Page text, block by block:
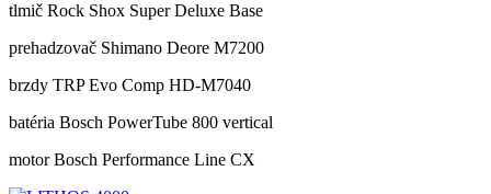
tlmič Rock Shox Super Deluxe Base
prehadzovač Shimano Deore M7200
brzdy TRP Evo Comp HD-M7040
batéria Bosch PowerTube 800 vertical
motor Bosch Performance Line CX